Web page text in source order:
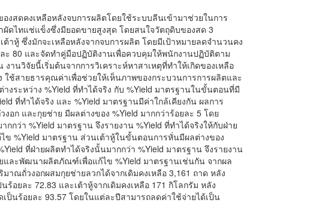
งสดคงเหลือหลังจบการผลิตโดยใช้ระบบลีนเข้ามาช่วยในการ
ดไทแช่แข็งซึ่งมียอดขายสูงสุด โดยสนใจวัตถุดิบของสด 3
ต้าหู้ ซึ่งมักจะเหลือหลังจากจบการผลิต โดยมีเป้าหมายลดจำนวนคง
ะ 80 และจัดทำคู่มือปฏิบัติงานเพื่อควบคุมให้พนักงานปฏิบัติตาม
านวิจัยนี้เริ่มต้นจากการวิเคราะห์หาสาเหตุที่ทำให้เกิดของเหลือ
ใช้สายธารคุณค่าเพื่อช่วยให้เห็นภาพของกระบวนการการผลิตและ
งระหว่าง %Yield ที่ทำได้จริง กับ %Yield มาตรฐานในขั้นตอนที่มี
ที่ทำได้จริง และ %Yield มาตรฐานมีค่าใกล้เคียงกัน ผลการ
อก และกุยช่าย มีผลต่างของ %Yield มากกว่าร้อยละ 5 โดย
กกว่า %Yield มาตรฐาน จึงรายงาน %Yield ที่ทำได้จริงให้กับฝ่าย
%Yield มาตรฐาน ส่วนเต้าหู้ในขั้นตอนการหั่นมีผลต่างของ
ที่ฝ่ายผลิตทำได้จริงนั้นมากกว่า %Yield มาตรฐาน จึงรายงาน
และพัฒนาผลิตภัณฑ์เพื่อแก้ไข %Yield มาตรฐานเช่นกัน จากผล
าณถั่วงอกผสมกุยช่ายลวกได้จากเดิมคงเหลือ 3,161 ถาด หลัง
ร้อยละ 72.83 และเต้าหู้จากเดิมคงเหลือ 171 กิโลกรัม หลัง
ป็นร้อยละ 93.57 โดยในแต่ละปีสามารถลดค่าใช้จ่ายได้เป็น